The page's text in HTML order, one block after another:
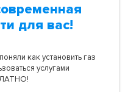
для вас!
как установить газ
услугами